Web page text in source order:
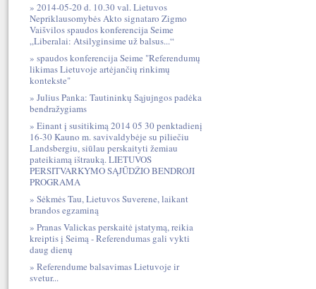
2014-05-20 d. 10.30 val. Lietuvos
Nepriklausomybės Akto signataro Zigmo
Vaišvilos spaudos konferencija Seime
„Liberalai: Atsilyginsime už balsus...“
spaudos konferencija Seime "Referendumų
likimas Lietuvoje artėjančių rinkimų
kontekste"
Julius Panka: Tautininkų Sąjujngos padėka
bendražygiams
Einant į susitikimą 2014 05 30 penktadienį
16-30 Kauno m. savivaldybėje su piliečiu
Landsbergiu, siūlau perskaityti žemiau
pateikiamą ištrauką. LIETUVOS
PERSITVARKYMO SĄJŪDŽIO BENDROJI
PROGRAMA
Sėkmės Tau, Lietuvos Suverene, laikant
brandos egzaminą
Pranas Valickas perskaitė įstatymą, reikia
kreiptis į Seimą - Referendumas gali vykti
daug dienų
Referendume balsavimas Lietuvoje ir
svetur...